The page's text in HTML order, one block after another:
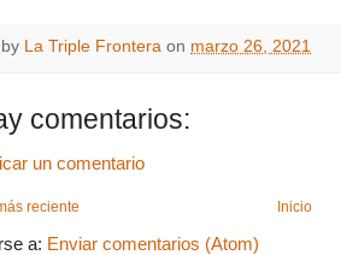
La Triple Frontera on marzo 26, 2021
comentarios:
un comentario
reciente Inicio
a: Enviar comentarios (Atom)